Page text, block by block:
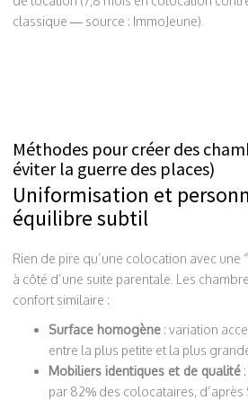
classique — source : ImmoJeune).
Méthodes pour créer des
éviter la guerre des places)
Uniformisation et
équilibre subtil
Rien de pire qu’une colocation avec une
à côté d’une suite parentale. Les
confort similaire :
Surface homogène : variation
entre la plus petite et la plus
Mobiliers identiques et de qualité
par 82% des colocataires,